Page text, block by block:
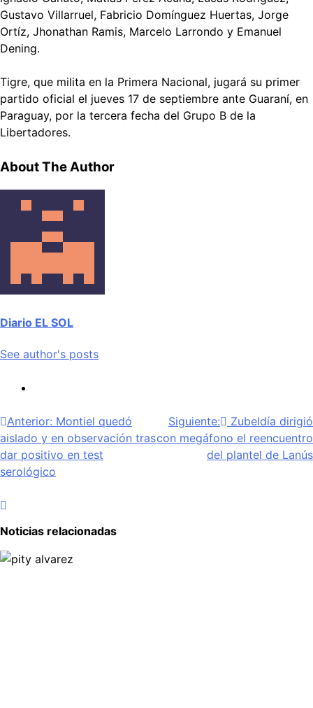
Gustavo Villarruel, Fabricio Domínguez Huertas, Jorge
Ortíz, Jhonathan Ramis, Marcelo Larrondo y Emanuel
Dening.
Tigre, que milita en la Primera Nacional, jugará su primer
partido oficial el jueves 17 de septiembre ante Guaraní, en
Paraguay, por la tercera fecha del Grupo B de la
Libertadores.
About The Author
Diario EL SOL
See author's posts
Navegación
de
entradas
Anterior: Montiel quedó
aislado y en observación tras
dar positivo en test
serológico
Siguiente:
Zubeldía dirigió
con megáfono el reencuentro
del plantel de Lanús
Noticias relacionadas